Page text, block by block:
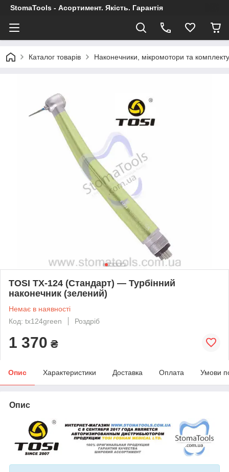
StomaTools - Асортимент. Якість. Гарантія
Каталог товарів Наконечники, мікромотори та
TOSI TX-124 (Стандарт) — Турбінний
наконечник (зелений)
Немає в наявності
Код: tx124green
Роздріб
1 370 ₴
Опис Характеристики Доставка Оплата Умови
Опис